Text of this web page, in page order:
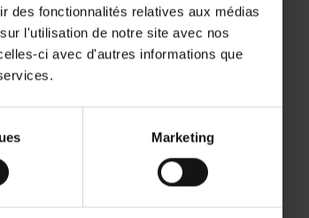
des fonctionnalités relatives aux médias
l'utilisation de notre site avec nos
ci avec d'autres informations que
Marketing
offre un
decache-
d'un ordinateur,
pour vos
un rangement
encombrants ou